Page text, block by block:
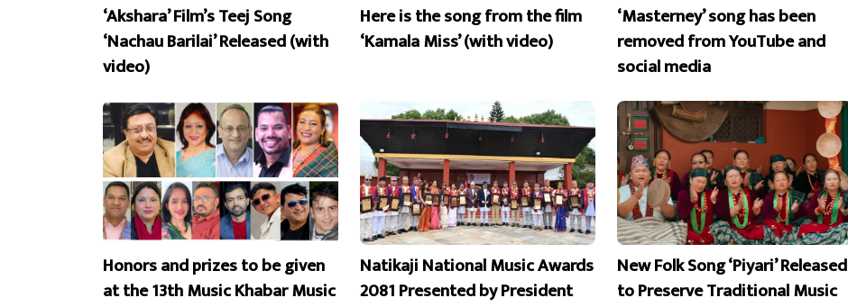
‘Akshara’ Film’s Teej Song
‘Nachau Barilai’ Released (with
video)
Here is the song from the film
‘Kamala Miss’ (with video)
‘Masterney’ song has been
removed from YouTube and
social media
Honors and prizes to be given
at the 13th Music Khabar Music
Natikaji National Music Awards
2081 Presented by President
New Folk Song ‘Piyari’ Released
to Preserve Traditional Music